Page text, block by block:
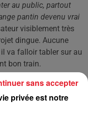
au public, partout
pantin devenu vrai
visiblement très
dingue. Aucune
va falloir tabler sur au
bon train.
privée est notre
sans accepter